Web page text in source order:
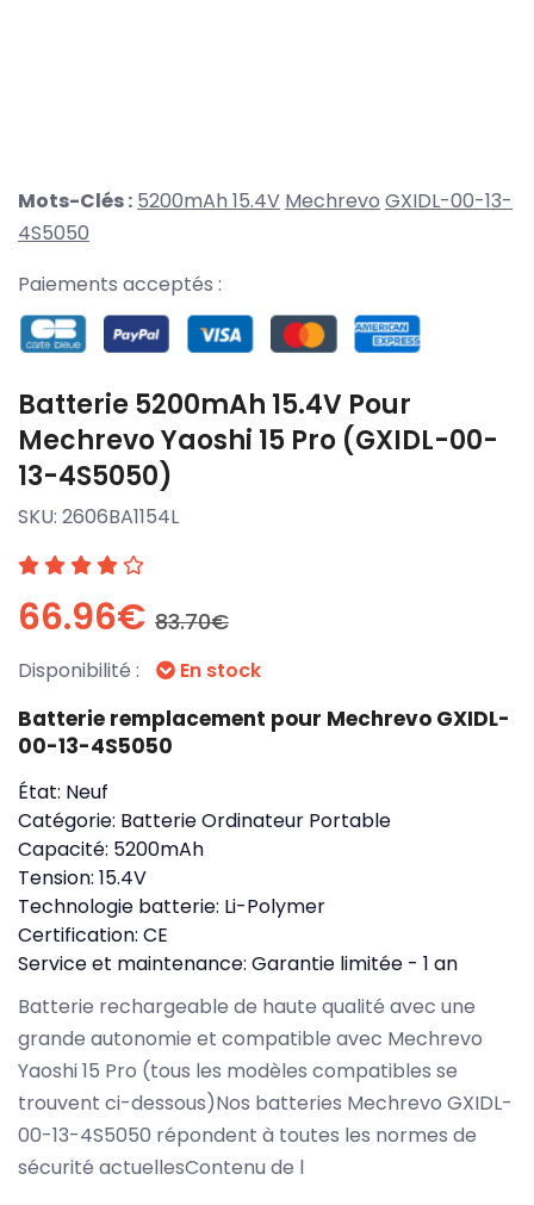
Mots-Clés : 5200mAh 15.4V Mechrevo GXIDL-00-13-
4S5050
Paiements acceptés :
Batterie 5200mAh 15.4V Pour
Mechrevo Yaoshi 15 Pro (GXIDL-00-
13-4S5050)
SKU: 2606BA1154L
66.96€ 83.70€
Disponibilité : En stock
Batterie remplacement pour Mechrevo GXIDL-
00-13-4S5050
État: Neuf
Catégorie: Batterie Ordinateur Portable
Capacité: 5200mAh
Tension: 15.4V
Technologie batterie: Li-Polymer
Certification: CE
Service et maintenance: Garantie limitée - 1 an
Batterie rechargeable de haute qualité avec une
grande autonomie et compatible avec Mechrevo
Yaoshi 15 Pro (tous les modèles compatibles se
trouvent ci-dessous)Nos batteries Mechrevo GXIDL-
00-13-4S5050 répondent à toutes les normes de
sécurité actuellesContenu de l